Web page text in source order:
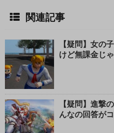
関連記事
【疑問】女の
けど無課金じ
【疑問】進撃
んなの回答が